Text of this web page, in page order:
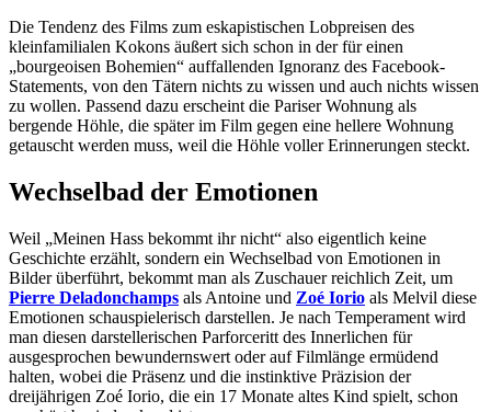
Die Tendenz des Films zum eskapistischen Lobpreisen des
kleinfamilialen Kokons äußert sich schon in der für einen
„bourgeoisen Bohemien“ auffallenden Ignoranz des Facebook-
Statements, von den Tätern nichts zu wissen und auch nichts wissen
zu wollen. Passend dazu erscheint die Pariser Wohnung als
bergende Höhle, die später im Film gegen eine hellere Wohnung
getauscht werden muss, weil die Höhle voller Erinnerungen steckt.
Wechselbad der Emotionen
Weil „Meinen Hass bekommt ihr nicht“ also eigentlich keine
Geschichte erzählt, sondern ein Wechselbad von Emotionen in
Bilder überführt, bekommt man als Zuschauer reichlich Zeit, um
Pierre Deladonchamps als Antoine und Zoé Iorio als Melvil diese
Emotionen schauspielerisch darstellen. Je nach Temperament wird
man diesen darstellerischen Parforceritt des Innerlichen für
ausgesprochen bewundernswert oder auf Filmlänge ermüdend
halten, wobei die Präsenz und die instinktive Präzision der
dreijährigen Zoé Iorio, die ein 17 Monate altes Kind spielt, schon